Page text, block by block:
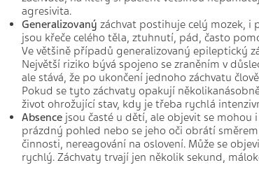
agresivita.
Generalizovaný záchvat postihuje celý mozek, i
jsou křeče celého těla, ztuhnutí, pád, často
Ve většině případů generalizovaný epileptický
Největší riziko bývá spojeno se zraněním v
ale stává, že po ukončení jednoho záchvatu
Pokud se tyto záchvaty opakují
život ohrožující stav, kdy je třeba rychlá
Absence jsou časté u dětí, ale objevit se mohou
prázdný pohled nebo se jeho oči obrátí
činnosti, nereagování na oslovení. Může se
rychlý. Záchvaty trvají jen několik sekund,